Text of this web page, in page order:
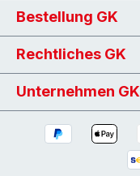
Bestellung GK
Rechtliches GK
Unternehmen GK